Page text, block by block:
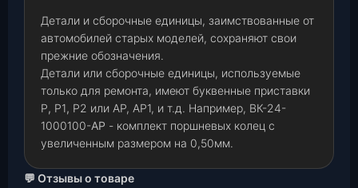
Детали и сборочные единицы, заимствованные от
автомобилей старых моделей, сохраняют свои
прежние обозначения.
Детали или сборочные единицы, используемые
только для ремонта, имеют буквенные приставки
Р, Р1, Р2 или АР, АР1, и т.д. Например, ВК-24-
1000100-АР - комплект поршневых колец с
увеличенным размером на 0,50мм.
💬 Отзывы о товаре